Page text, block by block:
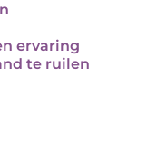
ervaring
te ruilen